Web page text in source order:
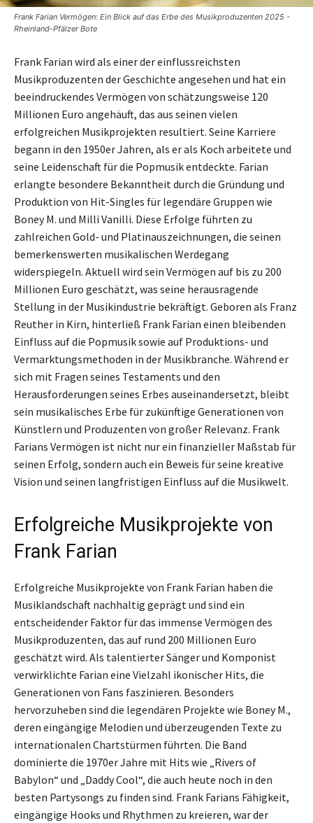
Frank Farian Vermögen: Ein Blick auf das Erbe des Musikproduzenten 2025 -
Rheinland-Pfälzer Bote
Frank Farian wird als einer der einflussreichsten
Musikproduzenten der Geschichte angesehen und hat ein
beeindruckendes Vermögen von schätzungsweise 120
Millionen Euro angehäuft, das aus seinen vielen
erfolgreichen Musikprojekten resultiert. Seine Karriere
begann in den 1950er Jahren, als er als Koch arbeitete und
seine Leidenschaft für die Popmusik entdeckte. Farian
erlangte besondere Bekanntheit durch die Gründung und
Produktion von Hit-Singles für legendäre Gruppen wie
Boney M. und Milli Vanilli. Diese Erfolge führten zu
zahlreichen Gold- und Platinauszeichnungen, die seinen
bemerkenswerten musikalischen Werdegang
widerspiegeln. Aktuell wird sein Vermögen auf bis zu 200
Millionen Euro geschätzt, was seine herausragende
Stellung in der Musikindustrie bekräftigt. Geboren als Franz
Reuther in Kirn, hinterließ Frank Farian einen bleibenden
Einfluss auf die Popmusik sowie auf Produktions- und
Vermarktungsmethoden in der Musikbranche. Während er
sich mit Fragen seines Testaments und den
Herausforderungen seines Erbes auseinandersetzt, bleibt
sein musikalisches Erbe für zukünftige Generationen von
Künstlern und Produzenten von großer Relevanz. Frank
Farians Vermögen ist nicht nur ein finanzieller Maßstab für
seinen Erfolg, sondern auch ein Beweis für seine kreative
Vision und seinen langfristigen Einfluss auf die Musikwelt.
Erfolgreiche Musikprojekte von
Frank Farian
Erfolgreiche Musikprojekte von Frank Farian haben die
Musiklandschaft nachhaltig geprägt und sind ein
entscheidender Faktor für das immense Vermögen des
Musikproduzenten, das auf rund 200 Millionen Euro
geschätzt wird. Als talentierter Sänger und Komponist
verwirklichte Farian eine Vielzahl ikonischer Hits, die
Generationen von Fans faszinieren. Besonders
hervorzuheben sind die legendären Projekte wie Boney M.,
deren eingängige Melodien und überzeugenden Texte zu
internationalen Chartstürmen führten. Die Band
dominierte die 1970er Jahre mit Hits wie „Rivers of
Babylon“ und „Daddy Cool“, die auch heute noch in den
besten Partysongs zu finden sind. Frank Farians Fähigkeit,
eingängige Hooks und Rhythmen zu kreieren, war der